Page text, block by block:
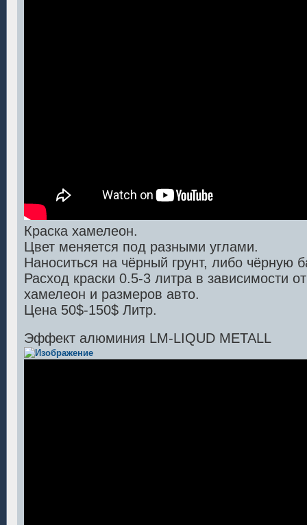
Краска хамелеон.
Цвет меняется под разными углами.
Наноситься на чёрный грунт, либо чёрную
Расход краски 0.5-3 литра в зависимости
хамелеон и размеров авто.
Цена 50$-150$ Литр.
Эффект алюминия LM-LIQUD METALL